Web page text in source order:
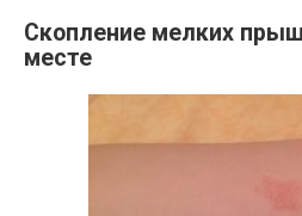
Скопление мелких
месте